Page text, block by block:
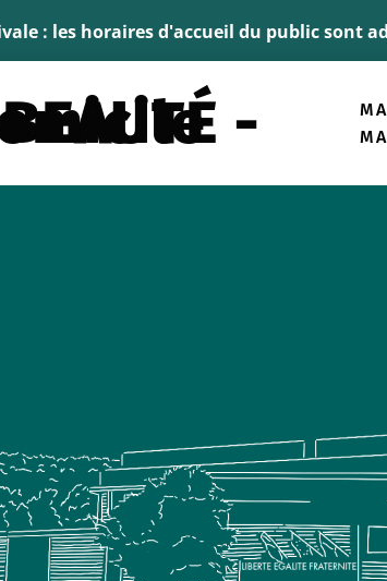
: les horaires d'accueil du public sont
à domicile
MA